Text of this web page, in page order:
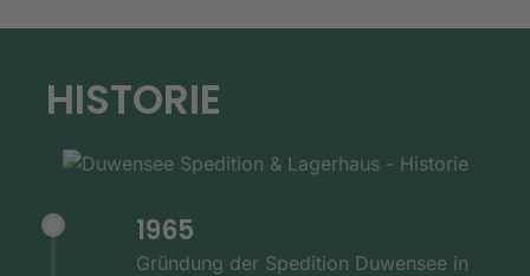
HISTORIE
1965
Gründung der Spedition Duwensee in